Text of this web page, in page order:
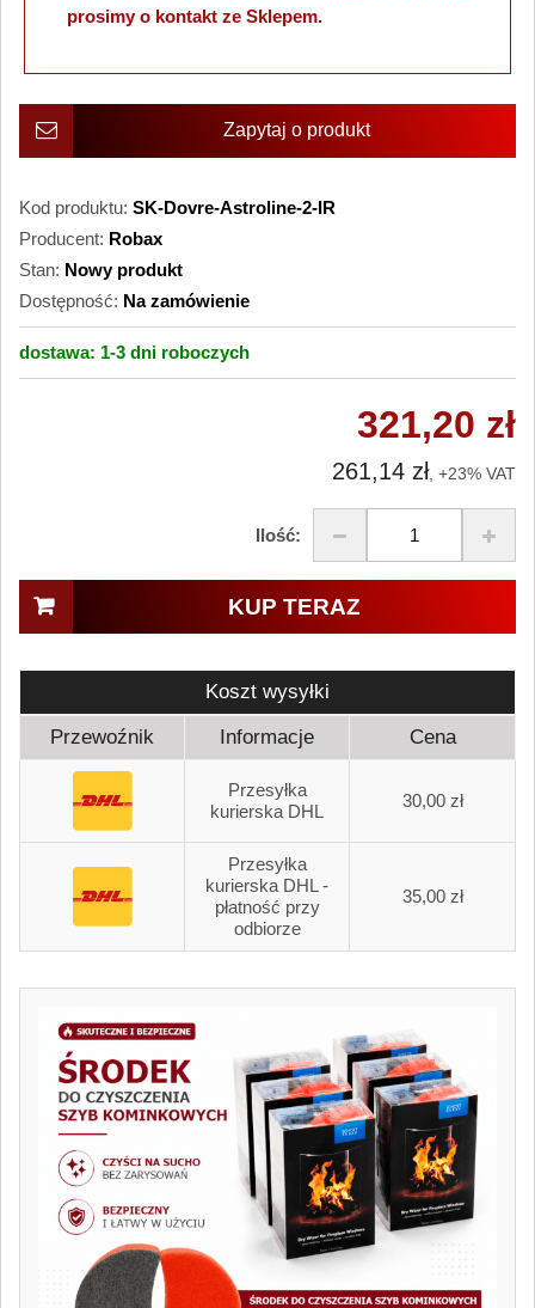
prosimy o kontakt ze Sklepem.
Zapytaj o produkt
Kod produktu: SK-Dovre-Astroline-2-IR
Producent: Robax
Stan: Nowy produkt
Dostępność: Na zamówienie
dostawa: 1-3 dni roboczych
321,20 zł
261,14 zł, +23% VAT
Ilość:
KUP TERAZ
Koszt wysyłki
Przewoźnik
Informacje Cena
Przesyłka
kurierska DHL
30,00 zł
Przesyłka
kurierska DHL -
płatność przy
odbiorze
35,00 zł